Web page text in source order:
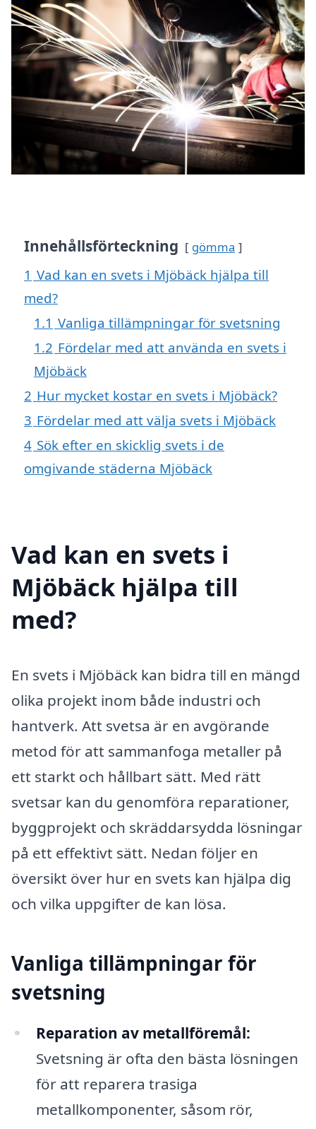
Innehållsförteckning gömma
1 Vad kan en svets i Mjöbäck hjälpa till
med?
1.1 Vanliga tillämpningar för svetsning
1.2 Fördelar med att använda en svets i
Mjöbäck
2 Hur mycket kostar en svets i Mjöbäck?
3 Fördelar med att välja svets i Mjöbäck
4 Sök efter en skicklig svets i de
omgivande städerna Mjöbäck
Vad kan en svets i
Mjöbäck hjälpa till
med?
En svets i Mjöbäck kan bidra till en mängd
olika projekt inom både industri och
hantverk. Att svetsa är en avgörande
metod för att sammanfoga metaller på
ett starkt och hållbart sätt. Med rätt
svetsar kan du genomföra reparationer,
byggprojekt och skräddarsydda lösningar
på ett effektivt sätt. Nedan följer en
översikt över hur en svets kan hjälpa dig
och vilka uppgifter de kan lösa.
Vanliga tillämpningar för
svetsning
Reparation av metallföremål:
Svetsning är ofta den bästa lösningen
för att reparera trasiga
metallkomponenter, såsom rör,